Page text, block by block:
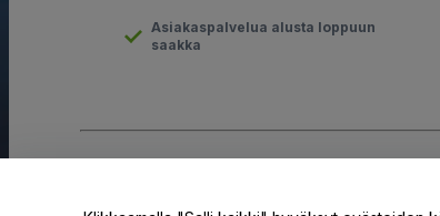
Asiakaspalvelua alusta loppuun
saakka